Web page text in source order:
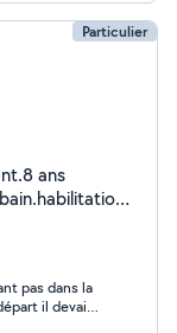
Particulier
ans
pas dans la
il devait